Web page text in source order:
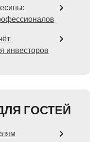
инвесторов
ГОСТЕЙ